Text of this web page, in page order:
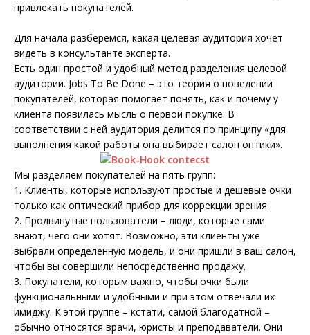
привлекать покупателей.
Для начала разберемся, какая целевая аудитория хочет
видеть в консультанте эксперта.
Есть один простой и удобный метод разделения целевой
ауди­тории. Jobs To Be Done – это теория о поведении
покупателей, которая помогает понять, как и почему у
клиента появилась мысль о первой покупке. В
соответствии с ней аудитория делится по принципу «для
выполнения какой работы она выбирает салон оптики».
Мы разделяем покупателей на пять групп:
1. Клиенты, которые используют простые и дешевые очки
только как оптический прибор для коррекции зрения.
2. Продвинутые пользователи – люди, которые сами
знают, чего они хотят. Возможно, эти клиенты уже
выбрали определенную модель, и они пришли в ваш салон,
чтобы вы совершили непосредственно продажу.
3. Покупатели, которым важно, чтобы очки были
функциональными и удобными и при этом отвечали их
имиджу. К этой группе – кстати, самой благодатной –
обычно относятся врачи, юристы и преподаватели. Они